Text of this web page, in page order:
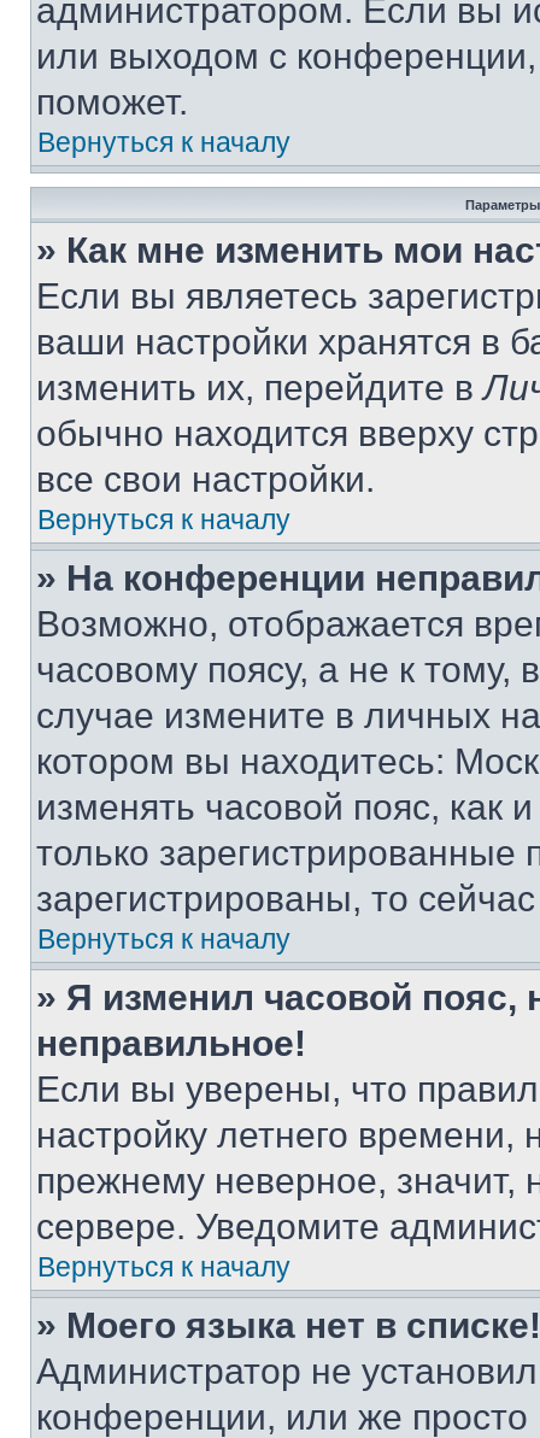
администратором. Если вы
или выходом с
поможет.
Вернуться к началу
Параметры
» Как мне изменить мои
Если вы являетесь
ваши настройки хранятся в
изменить их, перейдите в
обычно находится вверху
все свои настройки.
Вернуться к началу
» На конференции
Возможно, отображается
часовому поясу, а не к тому,
случае измените в личных
котором вы находитесь:
изменять часовой пояс, как
только
зарегистрированы, то
Вернуться к началу
» Я изменил часовой пояс,
неправильное!
Если вы уверены, что
настройку летнего
прежнему неверное, значит,
сервере. Уведомите
Вернуться к началу
» Моего языка нет в списке!
Администратор не
конференции, или же